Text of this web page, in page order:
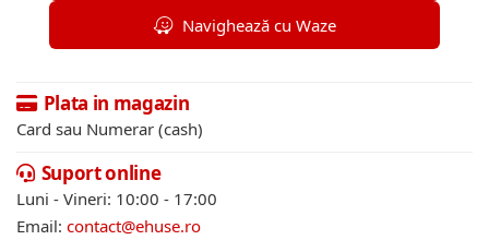
Navighează cu Waze
Plata in magazin
Card sau Numerar (cash)
Suport online
Luni - Vineri: 10:00 - 17:00
Email: contact@ehuse.ro